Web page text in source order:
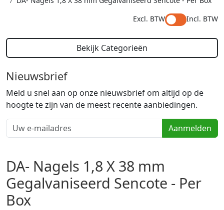
Excl. BTW
Incl. BTW
Bekijk Categorieën
Nieuwsbrief
Meld u snel aan op onze nieuwsbrief om altijd op de
hoogte te zijn van de meest recente aanbiedingen.
Aanmelden
DA- Nagels 1,8 X 38 mm
Gegalvaniseerd Sencote - Per
Box